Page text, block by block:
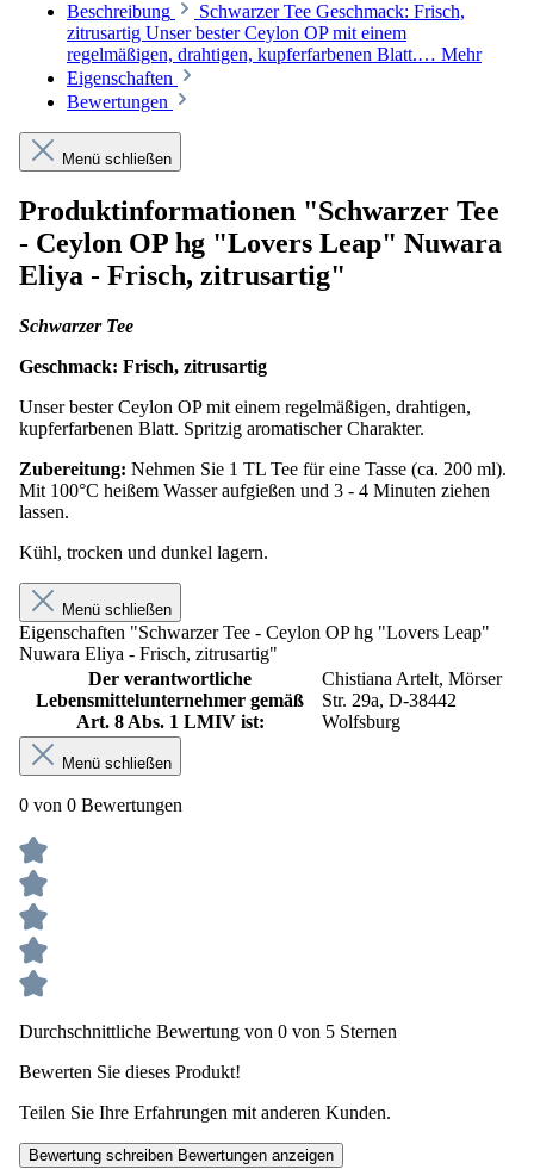
Beschreibung
Schwarzer Tee Geschmack: Frisch,
zitrusartig Unser bester Ceylon OP mit einem
regelmäßigen, drahtigen, kupferfarbenen Blatt.… Mehr
Eigenschaften
Bewertungen
Menü schließen
Produktinformationen "Schwarzer Tee
- Ceylon OP hg "Lovers Leap" Nuwara
Eliya - Frisch, zitrusartig"
Schwarzer Tee
Geschmack: Frisch, zitrusartig
Unser bester Ceylon OP mit einem regelmäßigen, drahtigen,
kupferfarbenen Blatt. Spritzig aromatischer Charakter.
Zubereitung: Nehmen Sie 1 TL Tee für eine Tasse (ca. 200 ml).
Mit 100°C heißem Wasser aufgießen und 3 - 4 Minuten ziehen
lassen.
Kühl, trocken und dunkel lagern.
Menü schließen
Eigenschaften "Schwarzer Tee - Ceylon OP hg "Lovers Leap"
Nuwara Eliya - Frisch, zitrusartig"
Der verantwortliche
Lebensmittelunternehmer gemäß
Art. 8 Abs. 1 LMIV ist:
Chistiana Artelt, Mörser
Str. 29a, D-38442
Wolfsburg
Menü schließen
0 von 0 Bewertungen
Durchschnittliche Bewertung von 0 von 5 Sternen
Bewerten Sie dieses Produkt!
Teilen Sie Ihre Erfahrungen mit anderen Kunden.
Bewertung schreiben Bewertungen anzeigen